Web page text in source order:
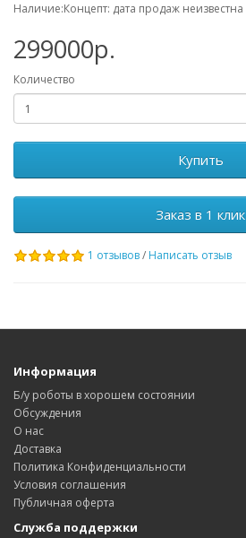
Наличие:Концепт: дата продаж неизвестна
299000р.
Количество
Купить
Заказ в 1 клик
1 отзывов/ Написать отзыв
Информация
Б/у роботы в хорошем состоянии
Обсуждения
О нас
Доставка
Политика Конфиденциальности
Условия соглашения
Публичная оферта
Служба поддержки